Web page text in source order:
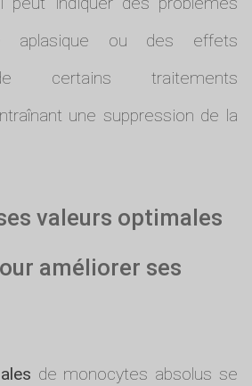
aplasique ou des effets
certains traitements
une suppression de la
valeurs optimales
améliorer ses
de monocytes absolus se